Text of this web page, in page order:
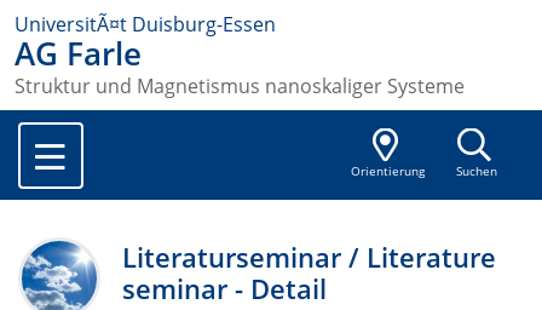
UniversitÃ¤t Duisburg-Essen
AG Farle
Struktur und Magnetismus nanoskaliger Systeme
Orientierung Suchen
Literaturseminar / Literature
seminar - Detail